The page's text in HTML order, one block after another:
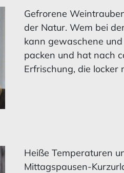
Gefrorene
der Natur. Wem bei
kann gewaschene
packen und hat nach
Erfrischung, die locker
Heiße Temperaturen
Mittagspausen-